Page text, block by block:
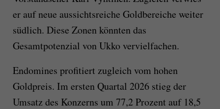
er auf neue aussichtsreiche Goldbereiche weiter
südlich. Diese Zonen könnten das
Gesamtpotenzial von Ukko vervielfachen.
Endomines profitiert zugleich vom hohen
Goldpreis. Im ersten Quartal 2026 stieg der
Umsatz des Konzerns um 77,2 Prozent auf 18,5